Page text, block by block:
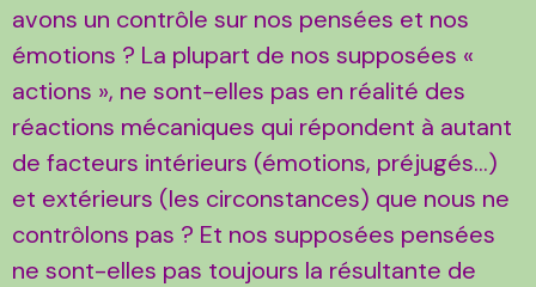
avons un contrôle sur nos pensées et nos
émotions ? La plupart de nos supposées «
actions », ne sont-elles pas en réalité des
réactions mécaniques qui répondent à autant
de facteurs intérieurs (émotions, préjugés...)
et extérieurs (les circonstances) que nous ne
contrôlons pas ? Et nos supposées pensées
ne sont-elles pas toujours la résultante de